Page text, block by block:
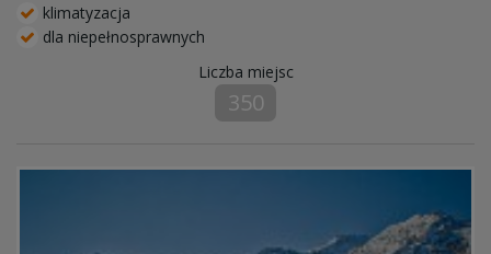
klimatyzacja
dla niepełnosprawnych
Liczba miejsc
350